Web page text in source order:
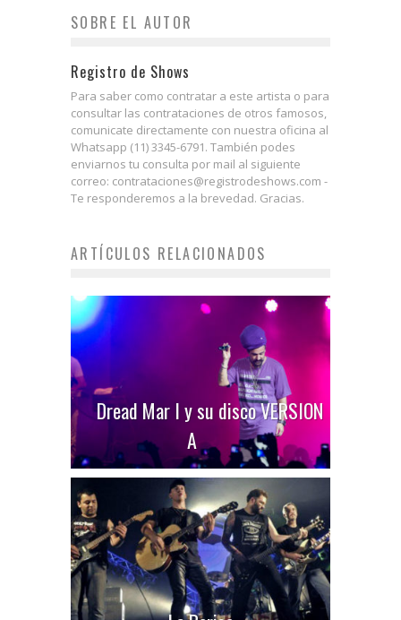
SOBRE EL AUTOR
Registro de Shows
Para saber como contratar a este artista o para
consultar las contrataciones de otros famosos,
comunicate directamente con nuestra oficina al
Whatsapp (11) 3345-6791. También podes
enviarnos tu consulta por mail al siguiente
correo: contrataciones@registrodeshows.com -
Te responderemos a la brevedad. Gracias.
ARTÍCULOS RELACIONADOS
Dread Mar I y su disco VERSION
A